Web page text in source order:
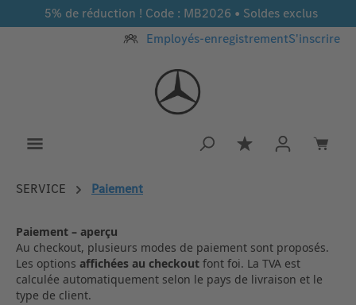
Passer au contenu principal
5% de réduction ! Code : MB2026 • Soldes exclus
Employés-enregistrementS'inscrire
Vous avez 0
SERVICE Paiement
Paiement – aperçu
Au checkout, plusieurs modes de paiement sont proposés.
Les options affichées au checkout font foi. La TVA est
calculée automatiquement selon le pays de livraison et le
type de client.